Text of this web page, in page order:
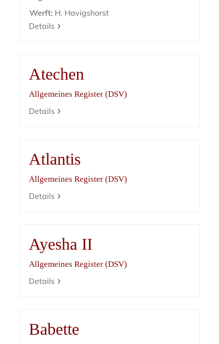
Werft: H. Havigshorst
Details
Atechen
Allgemeines Register (DSV)
Details
Atlantis
Allgemeines Register (DSV)
Details
Ayesha II
Allgemeines Register (DSV)
Details
Babette